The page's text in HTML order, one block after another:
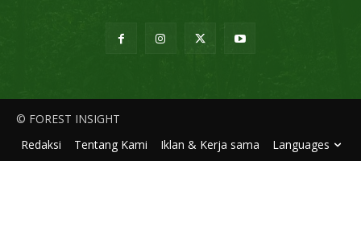
© FOREST INSIGHT
Redaksi
Tentang Kami Iklan & Kerja sama Languages